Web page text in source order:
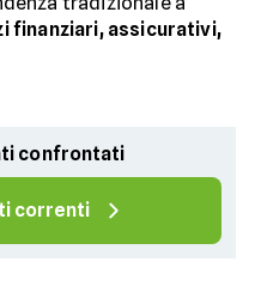
finanziari, assicurativi,
confrontati
correnti